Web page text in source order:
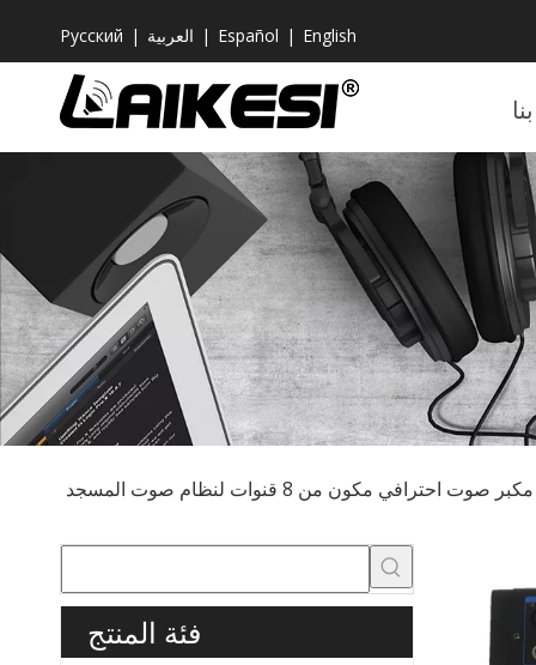
English
|
Español
| العربية |
Pусский
مكبر صوت احترافي مكون من 8 قنوات لنظام صوت المسجد
فئة المنتج